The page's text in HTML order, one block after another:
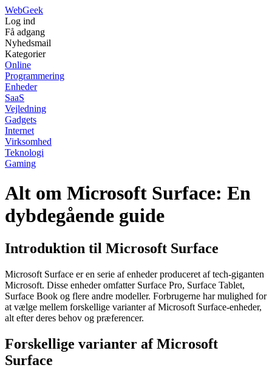
WebGeek
Log ind
Få adgang
Nyhedsmail
Kategorier
Online
Programmering
Enheder
SaaS
Vejledning
Gadgets
Internet
Virksomhed
Teknologi
Gaming
Alt om Microsoft Surface: En
dybdegående guide
Introduktion til Microsoft Surface
Microsoft Surface er en serie af enheder produceret af tech-giganten
Microsoft. Disse enheder omfatter Surface Pro, Surface Tablet,
Surface Book og flere andre modeller. Forbrugerne har mulighed for
at vælge mellem forskellige varianter af Microsoft Surface-enheder,
alt efter deres behov og præferencer.
Forskellige varianter af Microsoft
Surface